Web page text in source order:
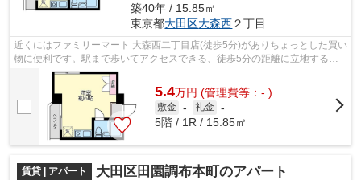
築40年 / 15.85㎡
東京都大田区大森西２丁目
近くにはファミリーマート 大森西二丁目店(徒歩5分)がありちょっとした買い
物に便利です。駅まで歩いてアクセスできる、徒歩5分の距離に立地する物
件です。造りとデザインに関して、自...
5.4万円 (管理費等：- )
敷金 - 礼金 -
5階 / 1R / 15.85㎡
賃貸 | アパート 大田区田園調布本町のアパート